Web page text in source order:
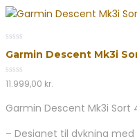
out
5
Garmin Descent Mk3i
0
out
5
11.999,00 kr.
Garmin Descent Mk3i
– Designet til dykning